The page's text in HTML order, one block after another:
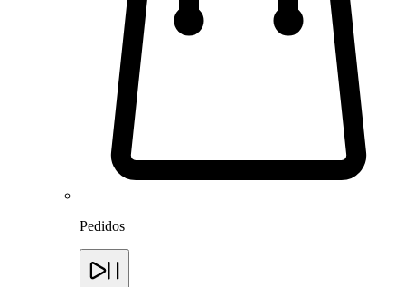
Pedidos